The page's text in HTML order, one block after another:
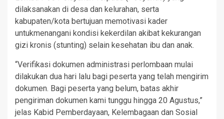
dilaksanakan di desa dan kelurahan, serta
kabupaten/kota bertujuan memotivasi kader
untukmenangani kondisi kekerdilan akibat kekurangan
gizi kronis (stunting) selain kesehatan ibu dan anak.
“Verifikasi dokumen administrasi perlombaan mulai
dilakukan dua hari lalu bagi peserta yang telah mengirim
dokumen. Bagi peserta yang belum, batas akhir
pengiriman dokumen kami tunggu hingga 20 Agustus,”
jelas Kabid Pemberdayaan, Kelembagaan dan Sosial